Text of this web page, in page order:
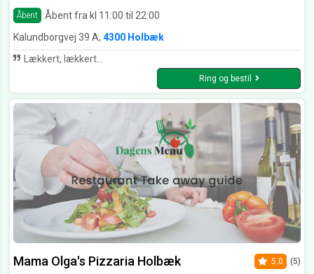
Åbent Åbent fra kl 11:00 til 22:00
Kalundborgvej 39 A, 4300 Holbæk
Lækkert, lækkert...
Ring og bestil
Mama Olga's Pizzaria Holbæk 5.0 (5)